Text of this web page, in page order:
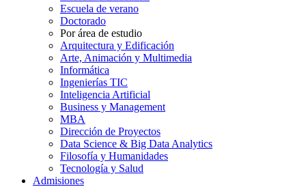
Escuela de verano
Doctorado
Por área de estudio
Arquitectura y Edificación
Arte, Animación y Multimedia
Informática
Ingenierías TIC
Inteligencia Artificial
Business y Management
MBA
Dirección de Proyectos
Data Science & Big Data Analytics
Filosofía y Humanidades
Tecnología y Salud
Admisiones